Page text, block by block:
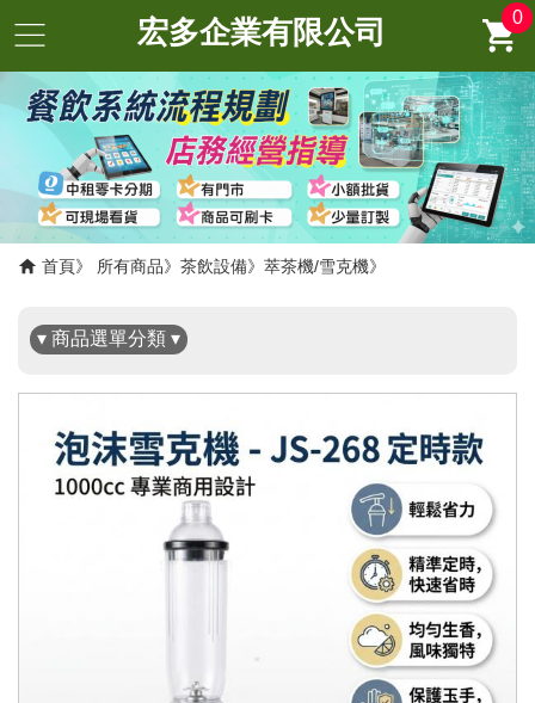
宏多企業有限公司 0
首頁 所有商品 茶飲設備 萃茶機/雪克機
▾ 商品選單分類 ▾
✖